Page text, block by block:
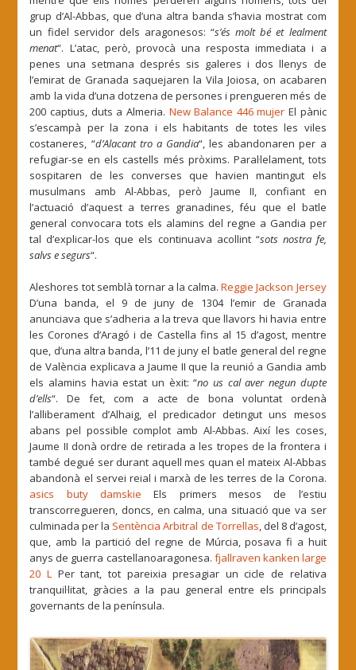
grup d’Al-Abbas, que d’una altra banda s’havia mostrat com
un fidel servidor dels aragonesos: “s’és molt bé et lealment
menat“. L’atac, però, provocà una resposta immediata i a
penes una setmana després sis galeres i dos llenys de
l’emirat de Granada saquejaren la Vila Joiosa, on acabaren
amb la vida d’una dotzena de persones i prengueren més de
200 captius, duts a Almeria. New Balance 446 mujer El pànic
s’escampà per la zona i els habitants de totes les viles
costaneres, “d’Alacant tro a Gandia“, les abandonaren per a
refugiar-se en els castells més pròxims. Paral·lelament, tots
sospitaren de les converses que havien mantingut els
musulmans amb Al-Abbas, però Jaume II, confiant en
l’actuació d’aquest a terres granadines, féu que el batle
general convocara tots els alamins del regne a Gandia per
tal d’explicar-los que els continuava acollint “sots nostra fe,
salvs e segurs“.
Aleshores tot semblà tornar a la calma.Reggie Jackson Jersey
D’una banda, el 9 de juny de 1304 l’emir de Granada
anunciava que s’adheria a la treva que llavors hi havia entre
les Corones d’Aragó i de Castella fins al 15 d’agost, mentre
que, d’una altra banda, l’11 de juny el batle general del regne
de València explicava a Jaume II que la reunió a Gandia amb
els alamins havia estat un èxit: “no us cal aver negun dupte
d’ells“. De fet, com a acte de bona voluntat ordenà
l’alliberament d’Alhaig, el predicador detingut uns mesos
abans pel possible complot amb Al-Abbas. Així les coses,
Jaume II donà ordre de retirada a les tropes de la frontera i
també degué ser durant aquell mes quan el mateix Al-Abbas
abandonà el servei reial i marxà de les terres de la Corona.
asics buty damskie Els primers mesos de l’estiu
transcorregueren, doncs, en calma, una situació que va ser
culminada per la Sentència Arbitral de Torrellas, del 8 d’agost,
que, amb la partició del regne de Múrcia, posava fi a huit
anys de guerra castellanoaragonesa. fjallraven kanken large
20 L Per tant, tot pareixia presagiar un cicle de relativa
tranquil·litat, gràcies a la pau general entre els principals
governants de la península.